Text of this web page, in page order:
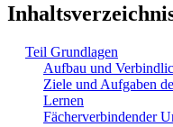
Teil Grundlagen
Aufbau und
Ziele und Aufgaben
Lernen
Fächerverbindender